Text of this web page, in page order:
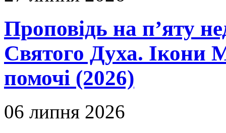
Проповідь на п’яту
Святого Духа. Ікони
помочі (2026)
06 липня 2026